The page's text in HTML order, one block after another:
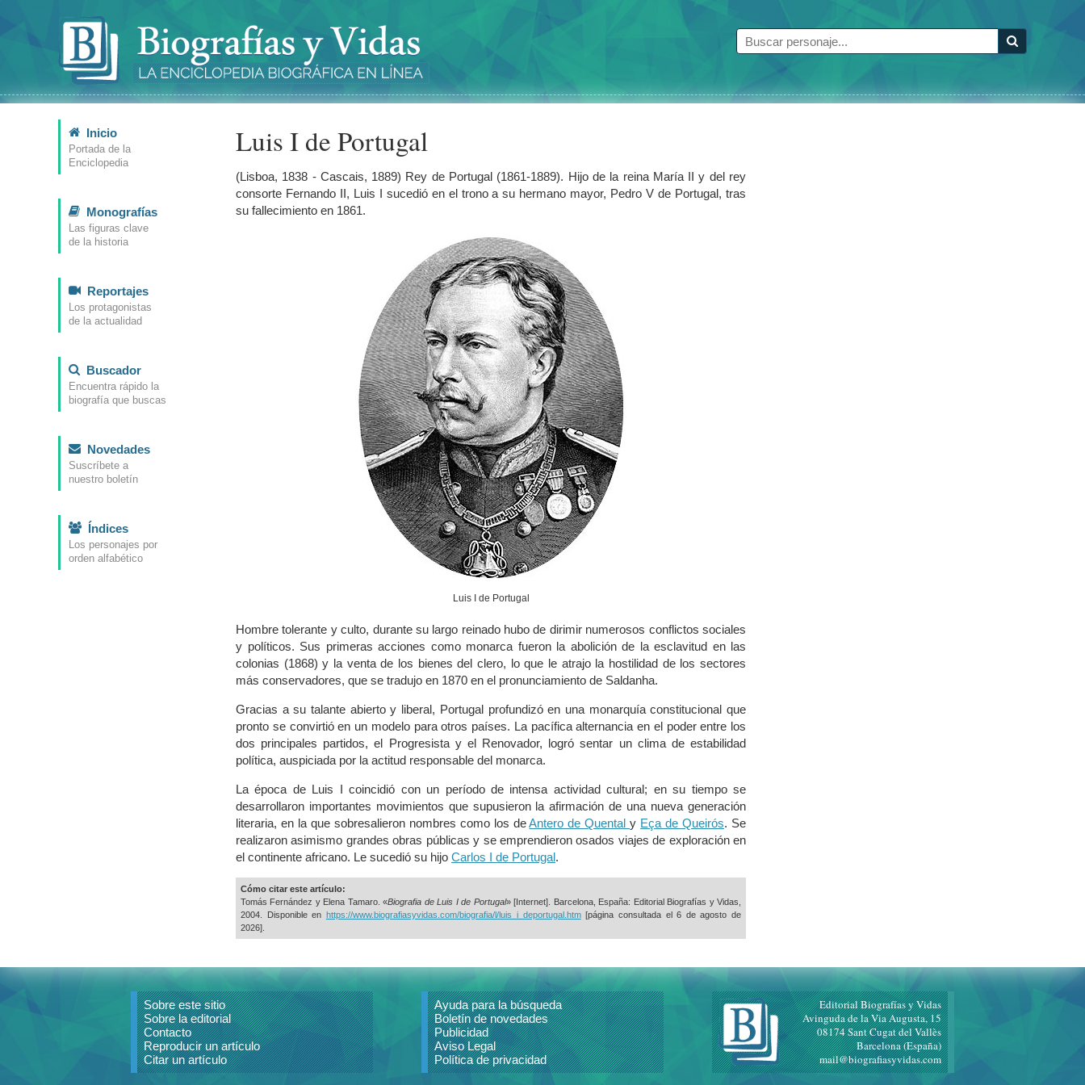
Inicio
Portada de la
Enciclopedia
Monografías
Las figuras clave
de la historia
Reportajes
Los protagonistas
de la actualidad
Buscador
Encuentra rápido la
biografía que buscas
Novedades
Suscríbete a
nuestro boletín
Índices
Los personajes por
orden alfabético
Luis I de Portugal
(Lisboa, 1838 - Cascais, 1889) Rey de Portugal (1861-1889). Hijo de la reina María II y del rey
consorte Fernando II, Luis I sucedió en el trono a su hermano mayor, Pedro V de Portugal, tras
su fallecimiento en 1861.
Luis I de Portugal
Hombre tolerante y culto, durante su largo reinado hubo de dirimir numerosos conflictos sociales
y políticos. Sus primeras acciones como monarca fueron la abolición de la esclavitud en las
colonias (1868) y la venta de los bienes del clero, lo que le atrajo la hostilidad de los sectores
más conservadores, que se tradujo en 1870 en el pronunciamiento de Saldanha.
Gracias a su talante abierto y liberal, Portugal profundizó en una monarquía constitucional que
pronto se convirtió en un modelo para otros países. La pacífica alternancia en el poder entre los
dos principales partidos, el Progresista y el Renovador, logró sentar un clima de estabilidad
política, auspiciada por la actitud responsable del monarca.
La época de Luis I coincidió con un período de intensa actividad cultural; en su tiempo se
desarrollaron importantes movimientos que supusieron la afirmación de una nueva generación
literaria, en la que sobresalieron nombres como los deAntero de Quentaly Eça de Queirós. Se
realizaron asimismo grandes obras públicas y se emprendieron osados viajes de exploración en
el continente africano. Le sucedió su hijo Carlos I de Portugal.
Cómo citar este artículo:
Tomás Fernández y Elena Tamaro. «Biografia de Luis I de Portugal» [Internet]. Barcelona, España: Editorial Biografías y Vidas,
2004. Disponible en https://www.biografiasyvidas.com/biografia/l/luis_i_deportugal.htm [página consultada el6 de agosto de
2026].
Sobre este sitio
Sobre la editorial
Contacto
Reproducir un artículo
Citar un artículo
Ayuda para la búsqueda
Boletín de novedades
Publicidad
Aviso Legal
Política de privacidad
Editorial Biografías y Vidas
Avinguda de la Via Augusta, 15
08174 Sant Cugat del Vallès
Barcelona (España)
mail@biografiasyvidas.com